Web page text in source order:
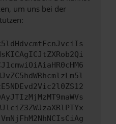
um uns bei der